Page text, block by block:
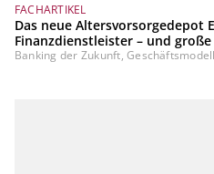
FACHARTIKEL
Das neue Altersvorsorgedepot
Finanzdienstleister – und
Banking der Zukunft,